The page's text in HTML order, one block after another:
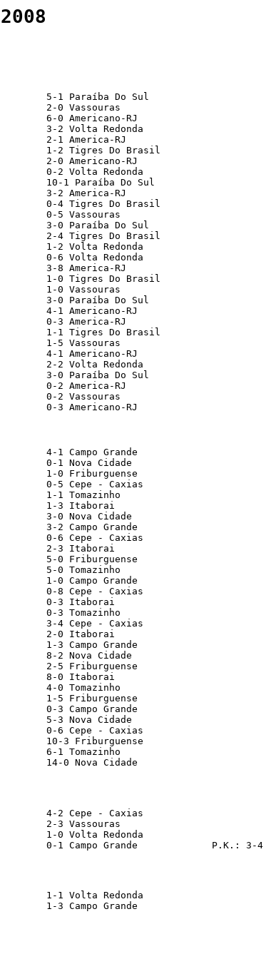
5-1 Paraíba Do Sul
2-0 Vassouras
6-0 Americano-RJ
3-2 Volta Redonda
2-1 America-RJ
1-2 Tigres Do Brasil
2-0 Americano-RJ
0-2 Volta Redonda
10-1 Paraíba Do Sul
3-2 America-RJ
0-4 Tigres Do Brasil
0-5 Vassouras
3-0 Paraíba Do Sul
2-4 Tigres Do Brasil
1-2 Volta Redonda
0-6 Volta Redonda
3-8 America-RJ
1-0 Tigres Do Brasil
1-0 Vassouras
3-0 Paraíba Do Sul
4-1 Americano-RJ
0-3 America-RJ
1-1 Tigres Do Brasil
1-5 Vassouras
4-1 Americano-RJ
2-2 Volta Redonda
3-0 Paraíba Do Sul
0-2 America-RJ
0-2 Vassouras
0-3 Americano-RJ
4-1 Campo Grande
0-1 Nova Cidade
1-0 Friburguense
0-5 Cepe - Caxias
1-1 Tomazinho
1-3 Itaborai
3-0 Nova Cidade
3-2 Campo Grande
0-6 Cepe - Caxias
2-3 Itaborai
5-0 Friburguense
5-0 Tomazinho
1-0 Campo Grande
0-8 Cepe - Caxias
0-3 Itaborai
0-3 Tomazinho
3-4 Cepe - Caxias
2-0 Itaborai
1-3 Campo Grande
8-2 Nova Cidade
2-5 Friburguense
8-0 Itaborai
4-0 Tomazinho
1-5 Friburguense
0-3 Campo Grande
5-3 Nova Cidade
0-6 Cepe - Caxias
10-3 Friburguense
6-1 Tomazinho
14-0 Nova Cidade
4-2 Cepe - Caxias
2-3 Vassouras
1-0 Volta Redonda
0-1 Campo Grande             P.K.: 3-4
1-1 Volta Redonda
1-3 Campo Grande